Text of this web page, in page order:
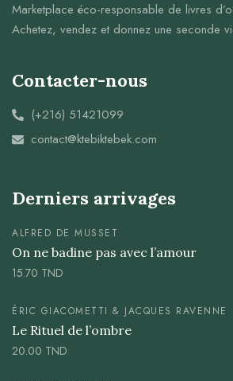
Marketplace éco-responsable de livres
Achetez, vendez et donnez une seconde
Contacter-nous
(+216) 51421099
contact@ktebiktebek.com
Derniers arrivages
ALFRED DE MUSSET
On ne badine pas avec l’amour
15.70 TND
ÉRIC GIACOMETTI & JACQUES RAVENNE
Le Rituel de l’ombre
20.00 TND